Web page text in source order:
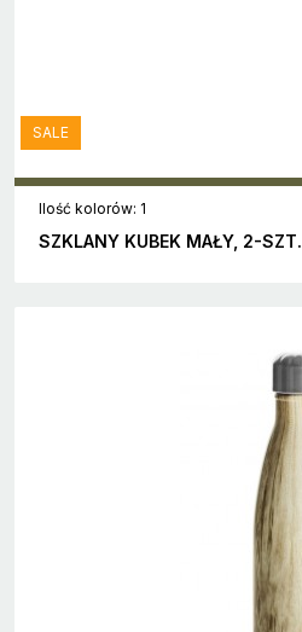
SALE
Ilość kolorów: 1
SZKLANY KUBEK MAŁY, 2-SZT.